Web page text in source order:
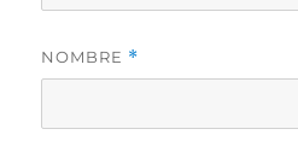
NOMBRE *